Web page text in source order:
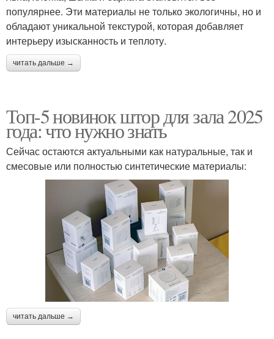
популярнее. Эти материалы не только экологичны, но и
обладают уникальной текстурой, которая добавляет
интерьеру изысканность и теплоту.
читать дальше →
Топ-5 новинок штор для зала 2025
года: что нужно знать
Сейчас остаются актуальными как натуральные, так и
смесовые или полностью синтетические материалы:
читать дальше →